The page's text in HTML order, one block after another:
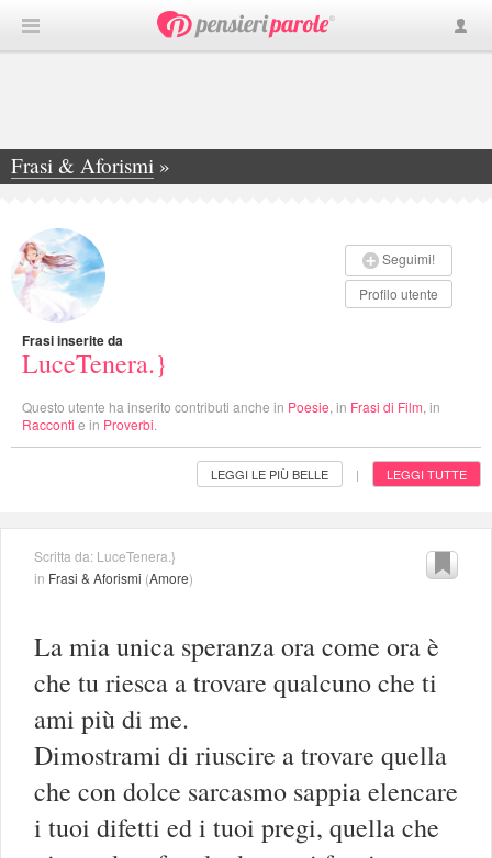
Frasi & Aforismi »
LuceTenera.}
Seguimi!
Profilo utente
Frasi inserite da
LuceTenera.}
Questo utente ha inserito contributi anche in Poesie , in Frasi di Film , in
Racconti e in Proverbi
LEGGI LE PIÙ BELLE | LEGGI TUTTE
Scritta da: LuceTenera.}
in Frasi & Aforismi (Amore)
La mia unica speranza ora come ora è
che tu riesca a trovare qualcuno che ti
ami più di me.
Dimostrami di riuscire a trovare quella
che con dolce sarcasmo sappia elencare
i tuoi difetti ed i tuoi pregi, quella che